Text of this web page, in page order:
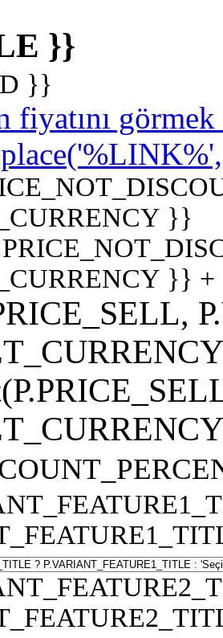
}}
}}
fiyatını
}}
}}